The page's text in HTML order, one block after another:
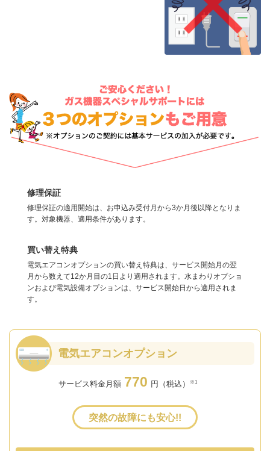
修理保証
修理保証の適用開始は、お申込み受付月から3か月後以降となりま
す。対象機器、適用条件があります。
買い替え特典
電気エアコンオプションの買い替え特典は、サービス開始月の翌
月から数えて12か月目の1日より適用されます。水まわりオプショ
ンおよび電気設備オプションは、サービス開始日から適用されま
す。
電気エアコンオプション
サービス料金月額 770 円（税込） ※1
突然の故障にも安心!!